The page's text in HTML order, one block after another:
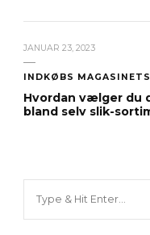
JANUAR 23, 2023
INDKØBS
Hvordan vælger du
bland selv slik-